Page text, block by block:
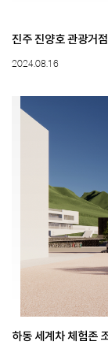
진주 진양호 관광거
2024.08.16
하동 세계차 체험존